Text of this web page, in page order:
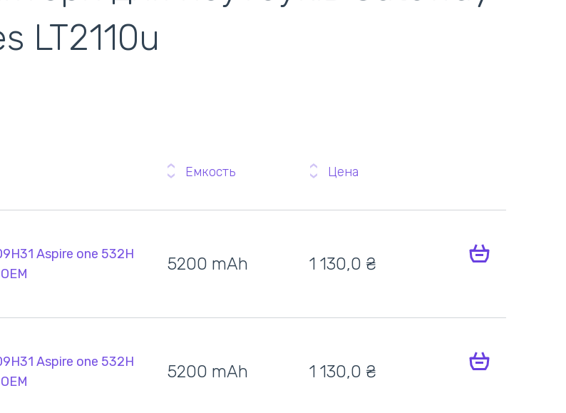
LT2110u
Емкость Цена
Aspire one 532H
5200 mAh 1 130,0 ₴
Aspire one 532H
5200 mAh 1 130,0 ₴